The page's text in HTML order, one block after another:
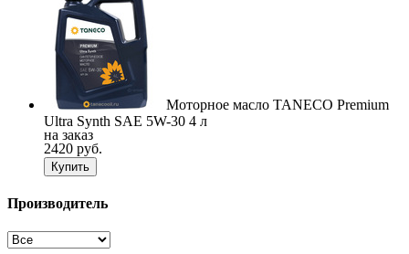
Моторное масло TANECO Premium
Ultra Synth SAE 5W-30 4 л
на заказ
2420 руб.
Купить
Производитель